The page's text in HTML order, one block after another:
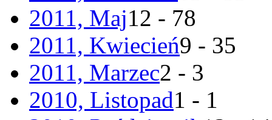
2011, Maj12 - 78
2011, Kwiecień9 - 35
2011, Marzec2 - 3
2010, Listopad1 - 1